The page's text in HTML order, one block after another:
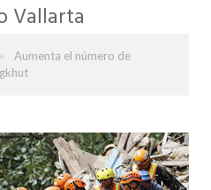
Vallarta
»
Aumenta el número de